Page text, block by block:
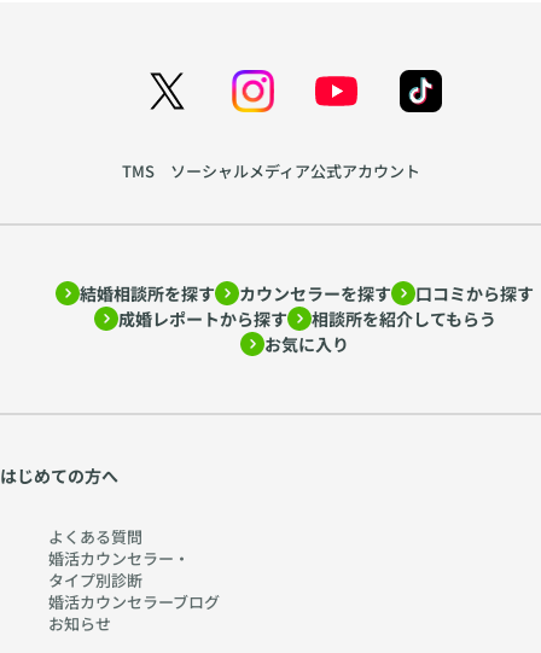
TMS ソーシャルメディア公式アカウント
結婚相談所を探す カウンセラーを探す
口コミから探す
成婚レポートから探す
相談所を紹介してもらう
お気に入り
はじめての方へ
よくある質問
婚活カウンセラー・
タイプ別診断
婚活カウンセラーブログ
お知らせ